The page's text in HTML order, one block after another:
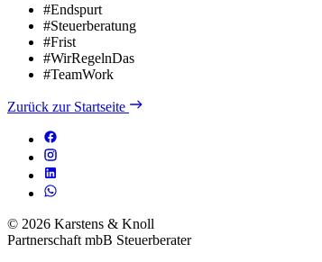
#Endspurt
#Steuerberatung
#Frist
#WirRegelnDas
#TeamWork
Zurück zur Startseite
© 2026 Karstens & Knoll
Partnerschaft mbB Steuerberater